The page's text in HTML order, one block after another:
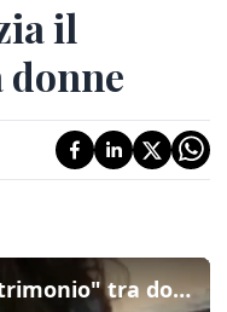
il
Celebrato a Gorizia il "matrimonio" tra donne